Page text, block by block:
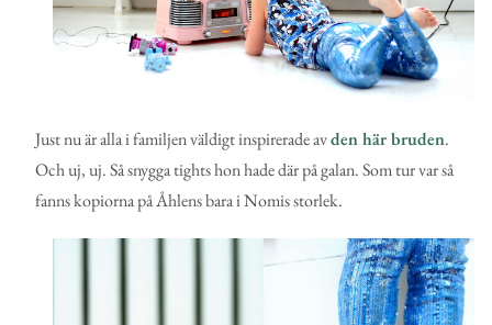
Just nu är alla i familjen väldigt inspirerade avden här bruden.
Och uj, uj. Så snygga tights hon hade där på galan. Som tur var så
fanns kopiorna på Åhlens bara i Nomis storlek.